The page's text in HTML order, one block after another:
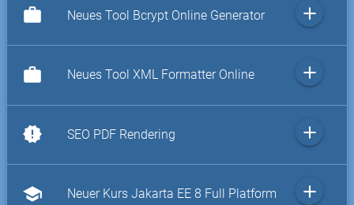
work Neues Tool Bcrypt Online Generator add
work Neues Tool XML Formatter Online add
new_releases SEO PDF Rendering add
school Neuer Kurs Jakarta EE 8 Full Platform add